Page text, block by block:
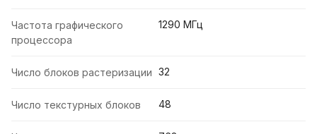
Частота графического
процессора
1290 МГц
Число блоков растеризации 32
Число текстурных блоков 48